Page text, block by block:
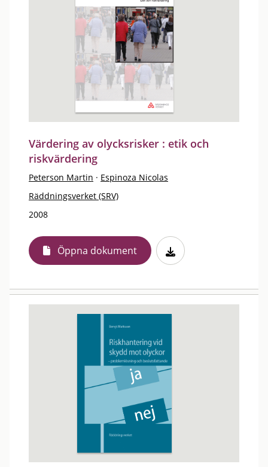
Värdering av olycksrisker : etik och
riskvärdering
Peterson Martin · Espinoza Nicolas
Räddningsverket (SRV)
2008
Öppna dokument